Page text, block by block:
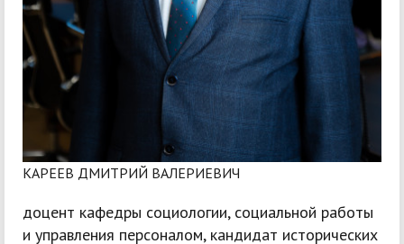
КАРЕЕВ ДМИТРИЙ ВАЛЕРИЕВИЧ
доцент кафедры социологии, социальной работы
и управления персоналом, кандидат исторических